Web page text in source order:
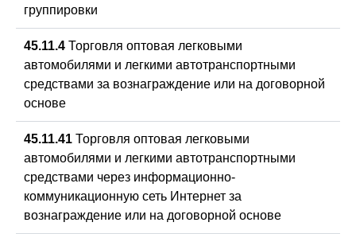
группировки
45.11.4 Торговля оптовая легковыми
автомобилями и легкими автотранспортными
средствами за вознаграждение или на договорной
основе
45.11.41 Торговля оптовая легковыми
автомобилями и легкими автотранспортными
средствами через информационно-
коммуникационную сеть Интернет за
вознаграждение или на договорной основе